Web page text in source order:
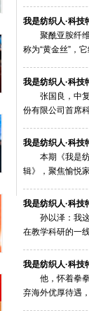
花、鞋花、服装
制，款式多样，
冠垫、圆套管及
品，欢迎大家光
广泛应用于酒
炊等领域，款式
临！
利产品及太阳
新、款式多样，
板、机械牙板等
产品，设计创
厂，欢迎大家光
杀虫饵剂、胶饵
鼠纸、蟑螂屋、
能杀虫灯，欢迎
及钢爪，24齿
牵动国家产业布
不断有人为梦想
华便是其中的佼
是纺织人·科技特
根"黄金丝"背后的
我是纺织人·科技
良：从车间里走
张国良，中
份有限公司首席
鹰游纺机集团有
家，先后在武汉
科和博士学位。
国家重大“卡脖子
术瓶颈，建成全
业化生产基地，
我是纺织人·科技
纺轮值董事长、
三十载纺织路见
根丝守护生命健
本期《我是
辑》，聚焦愉悦
长、总经理王玉
愉悦家纺从传统
域的跨界变革，
略、锚定消费者
我是纺织人·科技
泽：国家需求是
孙以泽：我
在教学科研的一
的感悟就是，你
要跟世界结合，
提出，都是要从
凝炼出来的。我
我是纺织人·科技
织大学副校长王
的追光者
他，怀着拳
弃海外优厚待遇
科研，十年磨一
域“卡脖子”关键
自己与纺织有着
中国现代内衣之
团创始人郑敏泰
48年前郑敏
莉芳集团,凭借敏
吃苦善钻研的创